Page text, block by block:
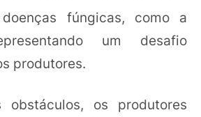
fúngicas, como a
um desafio
produtores.
obstáculos, os produtores